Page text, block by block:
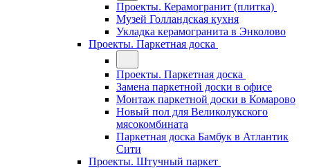
Проекты. Керамогранит (плитка)
Музей Голландская кухня
Укладка керамогранита в Энколово
Проекты. Паркетная доска
Проекты. Паркетная доска
Замена паркетной доски в офисе
Монтаж паркетной доски в Комарово
Новый пол для Великолукского
мясокомбината
Паркетная доска Бамбук в Атлантик
Сити
Проекты. Штучный паркет